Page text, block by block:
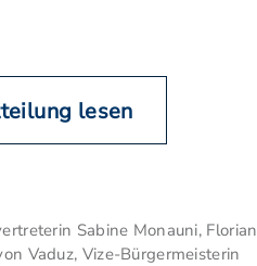
lesen
Sabine Monauni, Florian
Vaduz, Vize-Bürgermeisterin